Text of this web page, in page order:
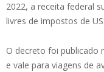
2022, a receita federal
livres de impostos de
O decreto foi publicado
e vale para viagens de